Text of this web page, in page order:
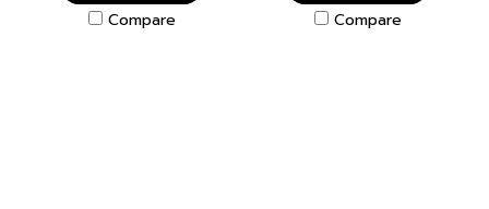
Compare
Compare